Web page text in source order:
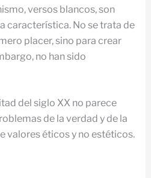
versos blancos, son
característica. No se trata de
placer, sino para crear
no han sido
del siglo XX no parece
de la verdad y de la
valores éticos y no estéticos.